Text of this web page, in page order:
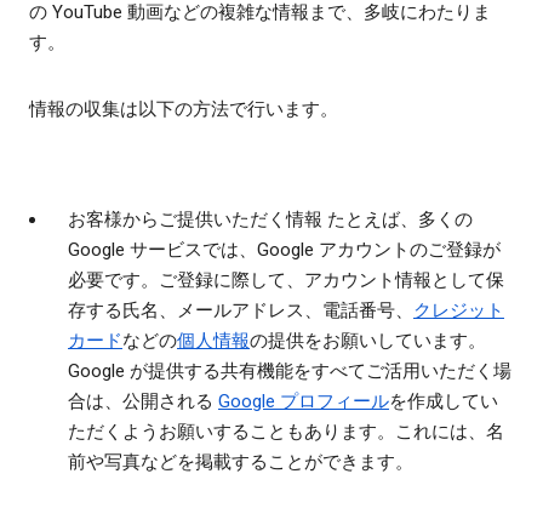
の YouTube 動画などの複雑な情報まで、多岐にわたりま
す。
情報の収集は以下の方法で行います。
お客様からご提供いただく情報 たとえば、多くの
Google サービスでは、Google アカウントのご登録が
必要です。ご登録に際して、アカウント情報として保
存する氏名、メールアドレス、電話番号、
クレジット
カードなどの個人情報の提供をお願いしています。
Google が提供する共有機能をすべてご活用いただく場
合は、公開される Google プロフィールを作成してい
ただくようお願いすることもあります。これには、名
前や写真などを掲載することができます。